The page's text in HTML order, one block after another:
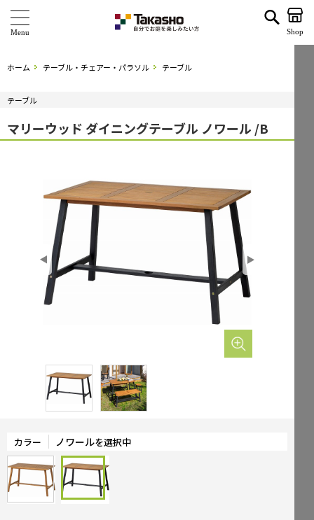
海外ブランド・シリーズ
ショールーム
企業情報
関連サイト
サポート
メールでお問合せ
Tel. 0120-51-4128
Shop
ホーム テーブル・チェアー・パラソル テーブル
テーブル
マリーウッド ダイニングテーブル ノワール /B
カラー ノワールを選択中